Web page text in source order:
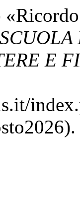
E